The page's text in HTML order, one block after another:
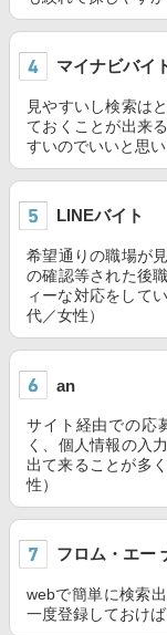
マイナビバイ
見やすいし検索は
ておくことが出来
すいのでいいと思
LINEバイト
希望通りの職場が
の確認等された後
ィーな対応をして
代／女性）
an
サイト経由での応
く、個人情報の入
出て来ることが多
性）
フロム・エー
webで簡単に検索
一度登録しておけ